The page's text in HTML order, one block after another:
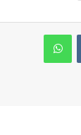
واتساب